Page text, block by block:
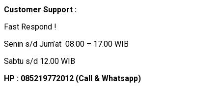
Customer Support :
Fast Respond !
Senin s/d Jum’at 08.00 – 17.00 WIB
Sabtu s/d 12.00 WIB
HP : 085219772012 (Call & Whatsapp)